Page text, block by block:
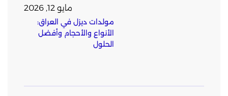
مايو 12, 2026
مولدات ديزل في العراق:
الأنواع والأحجام وأفضل
الحلول